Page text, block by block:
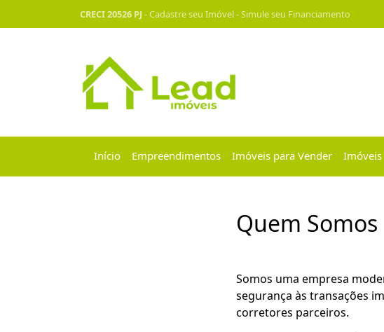
CRECI 20526 PJ -Cadastre seu Imóvel-Simule seu Financiamento
Início Empreendimentos Imóveis para Vender
Quem Somos
Somos uma empresa
segurança às transações
corretores parceiros.